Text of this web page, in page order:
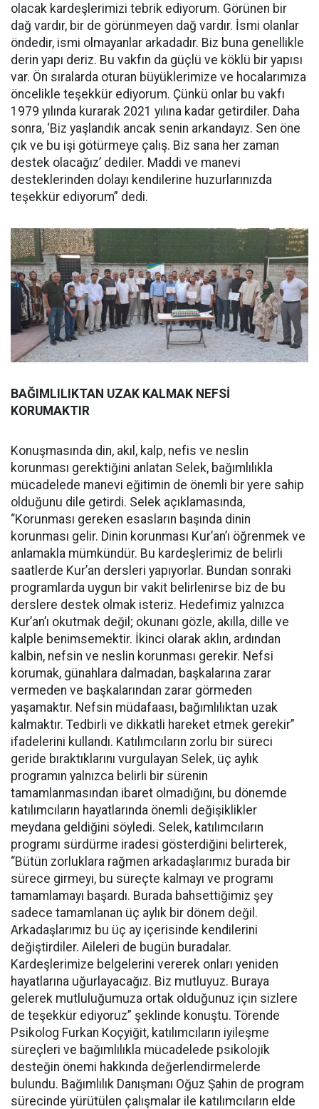
olacak kardeşlerimizi tebrik ediyorum. Görünen bir
dağ vardır, bir de görünmeyen dağ vardır. İsmi olanlar
öndedir, ismi olmayanlar arkadadır. Biz buna genellikle
derin yapı deriz. Bu vakfın da güçlü ve köklü bir yapısı
var. Ön sıralarda oturan büyüklerimize ve hocalarımıza
öncelikle teşekkür ediyorum. Çünkü onlar bu vakfı
1979 yılında kurarak 2021 yılına kadar getirdiler. Daha
sonra, ‘Biz yaşlandık ancak senin arkandayız. Sen öne
çık ve bu işi götürmeye çalış. Biz sana her zaman
destek olacağız’ dediler. Maddi ve manevi
desteklerinden dolayı kendilerine huzurlarınızda
teşekkür ediyorum” dedi.
BAĞIMLILIKTAN UZAK KALMAK NEFSİ
KORUMAKTIR
Konuşmasında din, akıl, kalp, nefis ve neslin
korunması gerektiğini anlatan Selek, bağımlılıkla
mücadelede manevi eğitimin de önemli bir yere sahip
olduğunu dile getirdi. Selek açıklamasında,
“Korunması gereken esasların başında dinin
korunması gelir. Dinin korunması Kur’an’ı öğrenmek ve
anlamakla mümkündür. Bu kardeşlerimiz de belirli
saatlerde Kur’an dersleri yapıyorlar. Bundan sonraki
programlarda uygun bir vakit belirlenirse biz de bu
derslere destek olmak isteriz. Hedefimiz yalnızca
Kur’an’ı okutmak değil; okunanı gözle, akılla, dille ve
kalple benimsemektir. İkinci olarak aklın, ardından
kalbin, nefsin ve neslin korunması gerekir. Nefsi
korumak, günahlara dalmadan, başkalarına zarar
vermeden ve başkalarından zarar görmeden
yaşamaktır. Nefsin müdafaası, bağımlılıktan uzak
kalmaktır. Tedbirli ve dikkatli hareket etmek gerekir”
ifadelerini kullandı. Katılımcıların zorlu bir süreci
geride bıraktıklarını vurgulayan Selek, üç aylık
programın yalnızca belirli bir sürenin
tamamlanmasından ibaret olmadığını, bu dönemde
katılımcıların hayatlarında önemli değişiklikler
meydana geldiğini söyledi. Selek, katılımcıların
programı sürdürme iradesi gösterdiğini belirterek,
“Bütün zorluklara rağmen arkadaşlarımız burada bir
sürece girmeyi, bu süreçte kalmayı ve programı
tamamlamayı başardı. Burada bahsettiğimiz şey
sadece tamamlanan üç aylık bir dönem değil.
Arkadaşlarımız bu üç ay içerisinde kendilerini
değiştirdiler. Aileleri de bugün buradalar.
Kardeşlerimize belgelerini vererek onları yeniden
hayatlarına uğurlayacağız. Biz mutluyuz. Buraya
gelerek mutluluğumuza ortak olduğunuz için sizlere
de teşekkür ediyoruz” şeklinde konuştu. Törende
Psikolog Furkan Koçyiğit, katılımcıların iyileşme
süreçleri ve bağımlılıkla mücadelede psikolojik
desteğin önemi hakkında değerlendirmelerde
bulundu. Bağımlılık Danışmanı Oğuz Şahin de program
sürecinde yürütülen çalışmalar ile katılımcıların elde